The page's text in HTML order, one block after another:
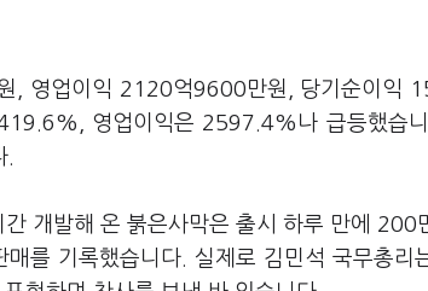
, 영업이익 2120억9600만원, 당기순이익
영업이익은 2597.4%나 급등했습
개발해 온 붉은사막은 출시 하루 만에 200
를 기록했습니다. 실제로 김민석 국무총리